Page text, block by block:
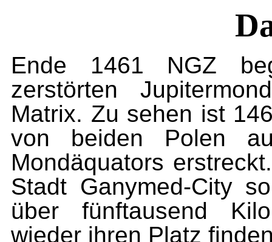
Ende 1461 NGZ
zerstörten
Matrix. Zu sehen ist
von beiden Polen
Mondäquators
Stadt Ganymed-City
über fünftausend
wieder ihren Platz